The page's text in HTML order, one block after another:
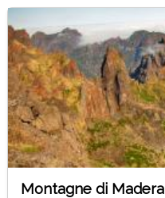
Montagne di Madera